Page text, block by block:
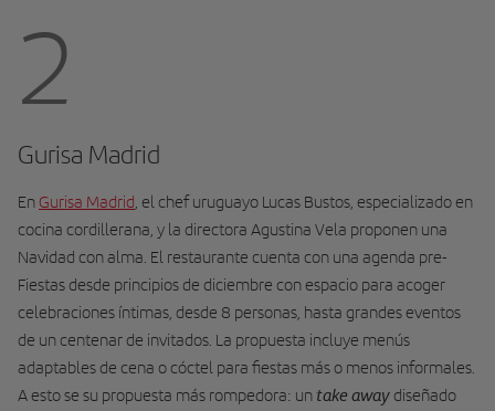
2
Gurisa Madrid
En Gurisa Madrid, el chef uruguayo Lucas Bustos, especializado en
cocina cordillerana, y la directora Agustina Vela proponen una
Navidad con alma. El restaurante cuenta con una agenda pre-
Fiestas desde principios de diciembre con espacio para acoger
celebraciones íntimas, desde 8 personas, hasta grandes eventos
de un centenar de invitados. La propuesta incluye menús
adaptables de cena o cóctel para fiestas más o menos informales.
A esto se su propuesta más rompedora: untake away diseñado